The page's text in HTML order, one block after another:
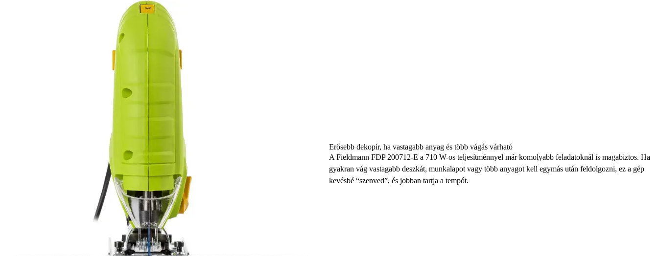
Erősebb dekopír, ha vastagabb anyag és több vágás várható
A Fieldmann FDP 200712-E a 710 W-os teljesítménnyel már komolyabb feladatoknál is magabiztos. Ha
gyakran vág vastagabb deszkát, munkalapot vagy több anyagot kell egymás után feldolgozni, ez a gép
kevésbé “szenved”, és jobban tartja a tempót.